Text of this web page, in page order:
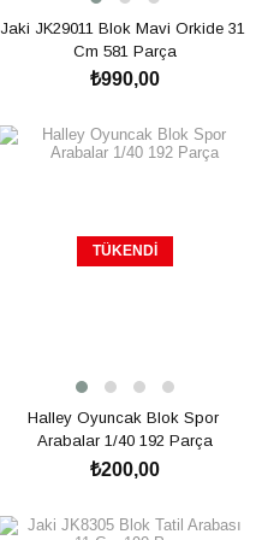
Jaki JK29011 Blok Mavi Orkide 31
Cm 581 Parça
₺990,00
TÜKENDI
Halley Oyuncak Blok Spor
Arabalar 1/40 192 Parça
₺200,00